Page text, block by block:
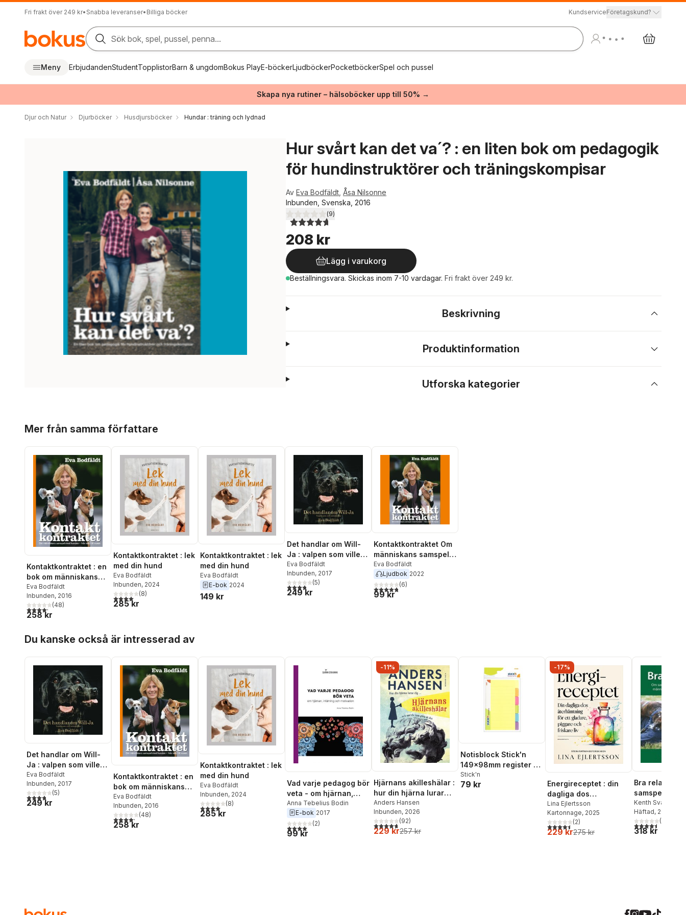
Fri frakt över 249 kr• Snabba leveranser• Billiga böcker KundserviceFöretagskund?
Sök bok, spel, pussel, penna...
Meny ErbjudandenStudentTopplistorBarn & ungdomBokus PlayE-böckerLjudböckerPocketböckerSpel och pussel
Skapa nya rutiner – hälsoböcker upp till 50% →
Djur och Natur Djurböcker Husdjursböcker Hundar : träning och lydnad
Hur svårt kan det va´? : en liten bok om pedagogik
för hundinstruktörer och träningskompisar
Av Eva Bodfäldt Åsa Nilsonne
Inbunden, Svenska, 2016
4,7utav 5 stjärnor. Totalt antal röster:
(9)
208 kr
Lägg i varukorg
Beställningsvara. Skickas inom 7-10 vardagar. Fri frakt över 249 kr.
Beskrivning
Produktinformation
Utforska kategorier
Mer från samma författare
Kontaktkontraktet : en
bok om människans
samspel med hunden -
från valp till vuxen
Eva Bodfäldt
Inbunden, 2016
4,2utav 5 stjärnor. Totalt antal röster:
(48)
258 kr
Kontaktkontraktet : lek
med din hund
Eva Bodfäldt
Inbunden, 2024
4,0utav 5 stjärnor. Totalt antal röster:
(8)
285 kr
Kontaktkontraktet : lek
med din hund
Eva Bodfäldt
E-bok 2024
149 kr
Det handlar om Will-
Ja : valpen som ville
annorlunda
Eva Bodfäldt
Inbunden, 2017
3,8utav 5 stjärnor. Totalt antal röster:
(5)
249 kr
Kontaktkontraktet Om
människans samspel
med hunden - från
valp till vuxen
Eva Bodfäldt
Ljudbok 2022
4,8utav 5 stjärnor. Totalt antal röster:
(6)
99 kr
Du kanske också är intresserad av
Det handlar om Will-
Ja : valpen som ville
annorlunda
Eva Bodfäldt
Inbunden, 2017
3,8utav 5 stjärnor. Totalt antal röster:
(5)
249 kr
Kontaktkontraktet : en
bok om människans
samspel med hunden -
från valp till vuxen
Eva Bodfäldt
Inbunden, 2016
4,2utav 5 stjärnor. Totalt antal röster:
(48)
258 kr
Kontaktkontraktet : lek
med din hund
Eva Bodfäldt
Inbunden, 2024
4,0utav 5 stjärnor. Totalt antal röster:
(8)
285 kr
Vad varje pedagog bör
veta - om hjärnan,
inlärning och
motivation
Anna Tebelius Bodin
E-bok 2017
4,0utav 5 stjärnor. Totalt antal röster:
(2)
99 kr
-11%
Hjärnans akilleshälar :
hur din hjärna lurar
dig, och vad du kan
göra åt det
Anders Hansen
Inbunden, 2026
4,7utav 5 stjärnor. Totalt antal röster:
(92)
229 kr257 kr
Notisblock Stick'n
149x98mm register 6
neonfärger
Stick'n
79 kr
-17%
Energireceptet : din
dagliga dos
återhämtning för ett
gladare, piggare och
friskare liv
Lina Ejlertsson
Kartonnage, 2025
4,5utav 5 stjärnor. Totalt antal röster:
(2)
229 kr275 kr
Bra relation :
samspelet
människa
med TSB-
Kenth Svartberg
Häftad, 2010
4,5utav 5(
318 kr